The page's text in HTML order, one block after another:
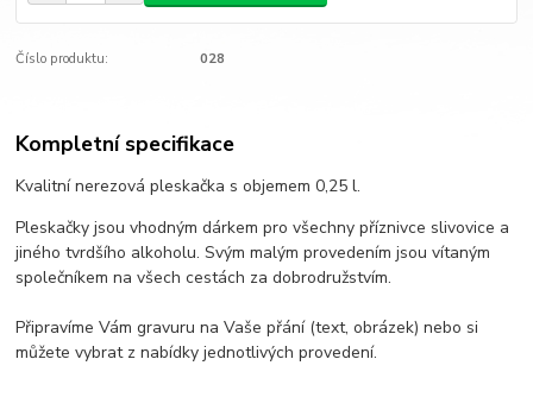
Číslo produktu: 028
Kompletní specifikace
Kvalitní nerezová pleskačka s objemem 0,25 l.
Pleskačky jsou vhodným dárkem pro všechny příznivce slivovice a
jiného tvrdšího alkoholu. Svým malým provedením jsou vítaným
společníkem na všech cestách za dobrodružstvím.
Připravíme Vám gravuru na Vaše přání (text, obrázek) nebo si
můžete vybrat z nabídky jednotlivých provedení.